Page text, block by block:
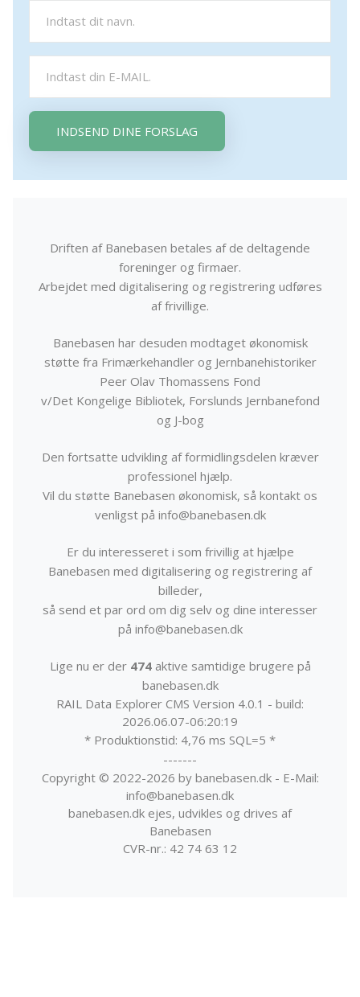
INDSEND DINE FORSLAG
Driften af Banebasen betales af de deltagende
foreninger og firmaer.
Arbejdet med digitalisering og registrering udføres
af frivillige.
Banebasen har desuden modtaget økonomisk
støtte fra Frimærkehandler og Jernbanehistoriker
Peer Olav Thomassens Fond
v/Det Kongelige Bibliotek, Forslunds Jernbanefond
og J-bog
Den fortsatte udvikling af formidlingsdelen kræver
professionel hjælp.
Vil du støtte Banebasen økonomisk, så kontakt os
venligst på info@banebasen.dk
Er du interesseret i som frivillig at hjælpe
Banebasen med digitalisering og registrering af
billeder,
så send et par ord om dig selv og dine interesser
på info@banebasen.dk
Lige nu er der 474aktive samtidige brugere på
banebasen.dk
RAIL Data Explorer CMS Version 4.0.1 - build:
2026.06.07-06:20:19
* Produktionstid: 4,76 ms SQL=5 *
-------
Copyright © 2022-2026 by banebasen.dk - E-Mail:
info@banebasen.dk
banebasen.dk ejes, udvikles og drives af
Banebasen
CVR-nr.: 42 74 63 12